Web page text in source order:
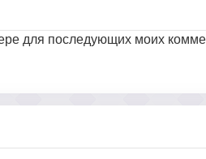
для последующих моих